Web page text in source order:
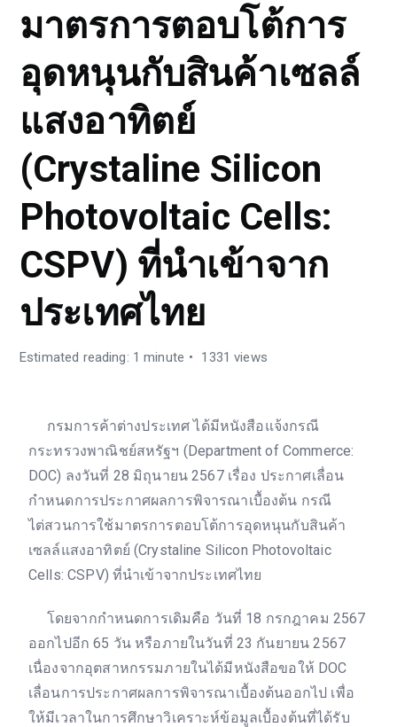
มาตรการตอบโต้การ
อุดหนุนกับสินค้าเซลล์
แสงอาทิตย์
(Crystaline Silicon
Photovoltaic Cells:
CSPV) ที่นำเข้าจาก
ประเทศไทย
Estimated reading: 1 minute 1331 views
กรมการค้าต่างประเทศ ได้มีหนังสือแจ้งกรณี
กระทรวงพาณิชย์สหรัฐฯ (Department of Commerce:
DOC) ลงวันที่ 28 มิถุนายน 2567 เรื่อง ประกาศเลื่อน
กำหนดการประกาศผลการพิจารณาเบื้องต้น กรณี
ไต่สวนการใช้มาตรการตอบโต้การอุดหนุนกับสินค้า
เซลล์แสงอาทิตย์ (Crystaline Silicon Photovoltaic
Cells: CSPV) ที่นำเข้าจากประเทศไทย
โดยจากกำหนดการเดิมคือ วันที่ 18 กรกฎาคม 2567
ออกไปอีก 65 วัน หรือภายในวันที่ 23 กันยายน 2567
เนื่องจากอุตสาหกรรมภายในได้มีหนังสือขอให้ DOC
เลื่อนการประกาศผลการพิจารณาเบื้องต้นออกไป เพื่อ
ให้มีเวลาในการศึกษาวิเคราะห์ข้อมูลเบื้องต้นที่ได้รับ